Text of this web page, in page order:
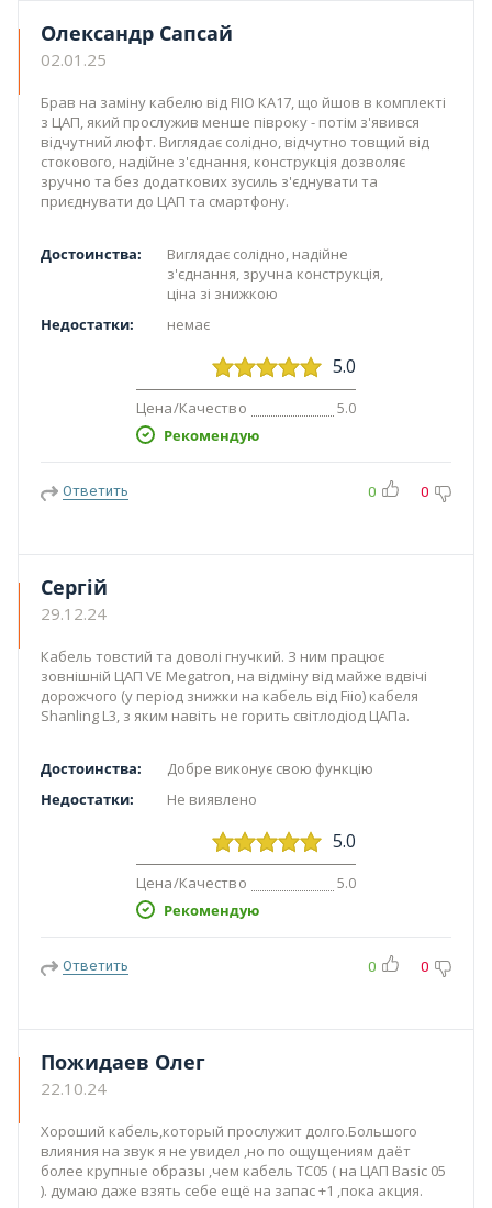
Олександр Сапсай
02.01.25
Брав на заміну кабелю від FIIO КА17, що йшов в комплекті
з ЦАП, який прослужив менше півроку - потім з'явився
відчутний люфт. Виглядає солідно, відчутно товщий від
стокового, надійне з'єднання, конструкція дозволяє
зручно та без додаткових зусиль з'єднувати та
приєднувати до ЦАП та смартфону.
Достоинства:
Виглядає солідно, надійне
з'єднання, зручна конструкція,
ціна зі знижкою
Недостатки:
немає
5.0
Цена/Качество 5.0
Рекомендую
Ответить 0 0
Сергій
29.12.24
Кабель товстий та доволі гнучкий. З ним працює
зовнішній ЦАП VE Megatron, на відміну від майже вдвічі
дорожчого (у період знижки на кабель від Fiio) кабеля
Shanling L3, з яким навіть не горить світлодіод ЦАПа.
Достоинства:
Добре виконує свою функцію
Недостатки:
Не виявлено
5.0
Цена/Качество 5.0
Рекомендую
Ответить 0 0
Пожидаев Олег
22.10.24
Хороший кабель,который прослужит долго.Большого
влияния на звук я не увидел ,но по ощущениям даёт
более крупные образы ,чем кабель TC05 ( на ЦАП Basic 05
). думаю даже взять себе ещё на запас +1 ,пока акция.